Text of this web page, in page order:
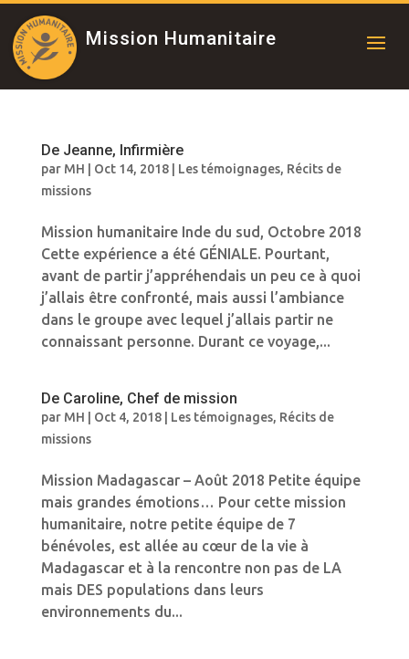
Mission Humanitaire
De Jeanne, Infirmière
par MH Oct 14, 2018| Les témoignages, Récits de
missions
Mission humanitaire Inde du sud, Octobre 2018
Cette expérience a été GÉNIALE. Pourtant,
avant de partir j’appréhendais un peu ce à quoi
j’allais être confronté, mais aussi l’ambiance
dans le groupe avec lequel j’allais partir ne
connaissant personne. Durant ce voyage,...
De Caroline, Chef de mission
par MH Oct 4, 2018| Les témoignages, Récits de
missions
Mission Madagascar – Août 2018 Petite équipe
mais grandes émotions… Pour cette mission
humanitaire, notre petite équipe de 7
bénévoles, est allée au cœur de la vie à
Madagascar et à la rencontre non pas de LA
mais DES populations dans leurs
environnements du...